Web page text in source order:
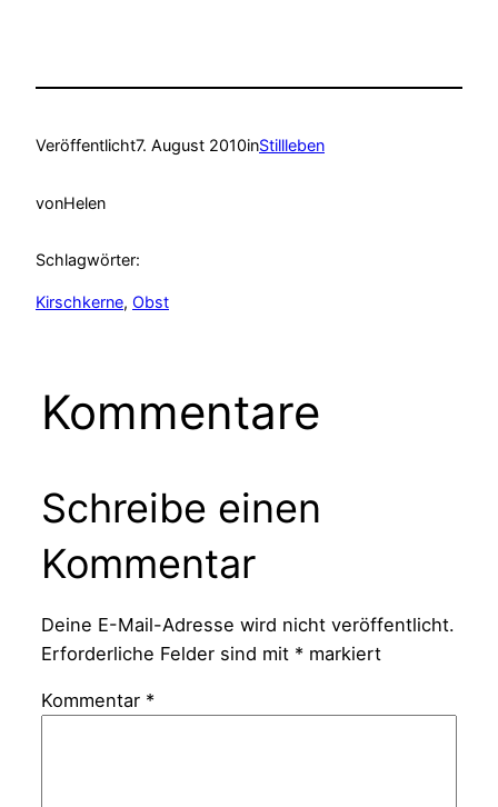
Veröffentlicht7. August 2010inStillleben
vonHelen
Schlagwörter:
Kirschkerne, Obst
Kommentare
Schreibe einen
Kommentar
Deine E-Mail-Adresse wird nicht veröffentlicht.
Erforderliche Felder sind mit *markiert
Kommentar *